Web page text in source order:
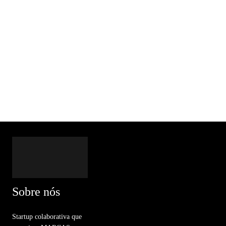
Sobre nós
Startup colaborativa que